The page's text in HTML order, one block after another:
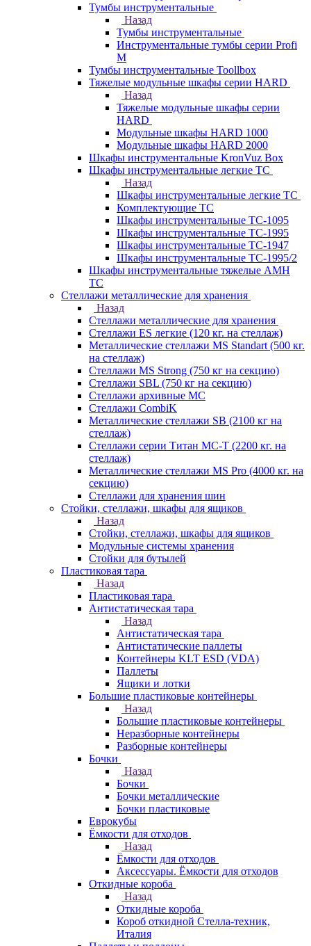
Тумбы инструментальные
Назад
Тумбы инструментальные
Инструментальные тумбы серии Profi
M
Тумбы инструментальные Toollbox
Тяжелые модульные шкафы серии HARD
Назад
Тяжелые модульные шкафы серии
HARD
Модульные шкафы HARD 1000
Модульные шкафы HARD 2000
Шкафы инструментальные KronVuz Box
Шкафы инструментальные легкие ТС
Назад
Шкафы инструментальные легкие ТС
Комплектующие ТС
Шкафы инструментальные TC-1095
Шкафы инструментальные TC-1995
Шкафы инструментальные ТС-1947
Шкафы инструментальные ТС-1995/2
Шкафы инструментальные тяжелые AMH
TC
Стеллажи металлические для хранения
Назад
Стеллажи металлические для хранения
Стеллажи ES легкие (120 кг. на стеллаж)
Металлические стеллажи MS Standart (500 кг.
на стеллаж)
Стеллажи MS Strong (750 кг на секцию)
Стеллажи SBL (750 кг на секцию)
Стеллажи архивные МС
Стеллажи CombiK
Металлические стеллажи SB (2100 кг на
стеллаж)
Стеллажи серии Титан МС-Т (2200 кг. на
стеллаж)
Металлические стеллажи MS Pro (4000 кг. на
секцию)
Стеллажи для хранения шин
Стойки, стеллажи, шкафы для ящиков
Назад
Стойки, стеллажи, шкафы для ящиков
Модульные системы хранения
Стойки для бутылей
Пластиковая тара
Назад
Пластиковая тара
Антистатическая тара
Назад
Антистатическая тара
Антистатические паллеты
Контейнеры KLT ESD (VDA)
Паллеты
Ящики и лотки
Большие пластиковые контейнеры
Назад
Большие пластиковые контейнеры
Неразборные контейнеры
Разборные контейнеры
Бочки
Назад
Бочки
Бочки металлические
Бочки пластиковые
Еврокубы
Ёмкости для отходов
Назад
Ёмкости для отходов
Аксессуары. Ёмкости для отходов
Откидные короба
Назад
Откидные короба
Короб откидной Стелла-техник,
Италия